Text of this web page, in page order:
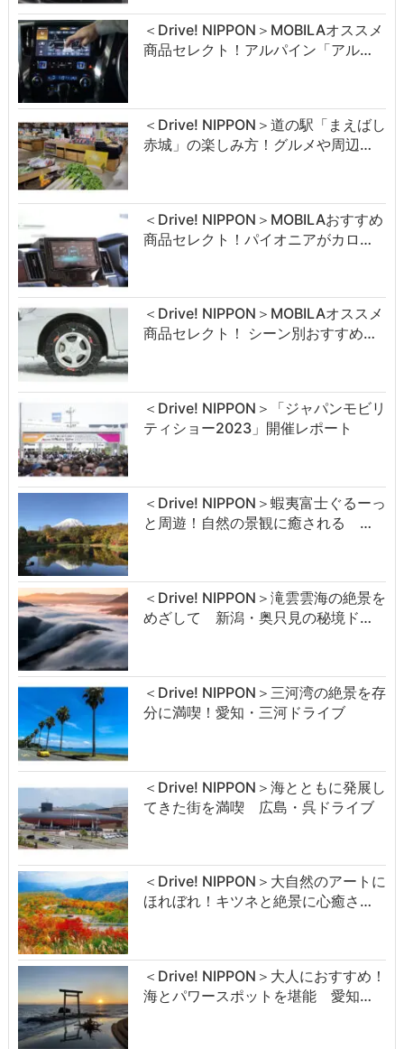
＜Drive! NIPPON＞MOBILAオススメ
商品セレクト！アルパイン「アル…
＜Drive! NIPPON＞道の駅「まえばし
赤城」の楽しみ方！グルメや周辺…
＜Drive! NIPPON＞MOBILAおすすめ
商品セレクト！パイオニアがカロ…
＜Drive! NIPPON＞MOBILAオススメ
商品セレクト！ シーン別おすすめ…
＜Drive! NIPPON＞「ジャパンモビリ
ティショー2023」開催レポート
＜Drive! NIPPON＞蝦夷富士ぐるーっ
と周遊！自然の景観に癒される …
＜Drive! NIPPON＞滝雲雲海の絶景を
めざして 新潟・奥只見の秘境ド…
＜Drive! NIPPON＞三河湾の絶景を存
分に満喫！愛知・三河ドライブ
＜Drive! NIPPON＞海とともに発展し
てきた街を満喫 広島・呉ドライブ
＜Drive! NIPPON＞大自然のアートに
ほれぼれ！キツネと絶景に心癒さ…
＜Drive! NIPPON＞大人におすすめ！
海とパワースポットを堪能 愛知…